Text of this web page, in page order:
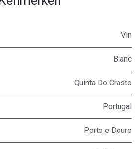
Vin
Blanc
Quinta Do Crasto
Portugal
Porto e Douro